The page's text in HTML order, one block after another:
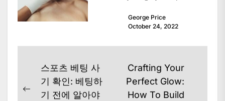
With more people searching...
George Price
October 24, 2022
Post
navigation
Previous
스포츠 베팅 사
기 확인: 베팅하
기 전에 알아야
Crafting Your
Perfect Glow:
How To Build